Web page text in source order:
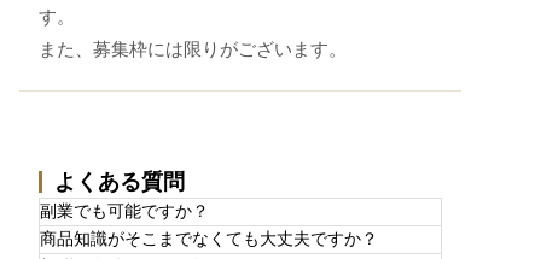
す。
また、募集枠には限りがございます。
よくある質問
副業でも可能ですか？
商品知識がそこまでなくても大丈夫ですか？